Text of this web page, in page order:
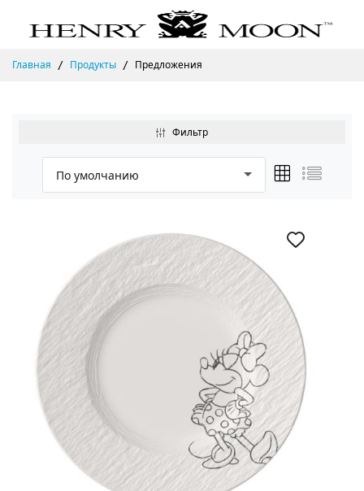
Главная Продукты Предложения
Фильтр